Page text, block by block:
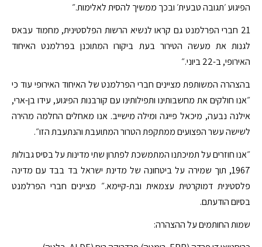
הפיגוע ׳תגובה טבעית׳ ובכך ממשיך להסית לאלימות.״
21 חברי הפרלמנט גם קראו לנשיא הרשות הפלסטינית, מחמוד עבאס
לגנות את מעשה הטירור בעת ביקורו המתוכנן בפרלמנט האיחוד
האירופי, ב-22 ביוני.״
בהצהרה המשותפת מציינים חברי הפרלמנט של האיחוד האירופי עוד כי
״אנו חולקים את מחשבותינו ותפילותינו עם קורבנות הפיגוע, עידו בן-ארי,
אילנה נבעה, מיכאל פייגה ומילה מישייב. אנו מאחלים החלמה מהירה
לשישה עשר הפצועים ממתקפת הטרור המתועבת והנתעבת הזו״.
״אנו חוזרים על תמיכתנו המתמשכת לפתרון שתי מדינות על בסיס גבולות
1967, תוך שמירה על ביטחונה של מדינת ישראל בד בבד עם מדינה
פלסטינית דמוקרטית עצמאית ובת-קיימא.״ מציינים חברי הפרלמנט
בסיום הודעתם.
שמות החותמים על ההצהרה: